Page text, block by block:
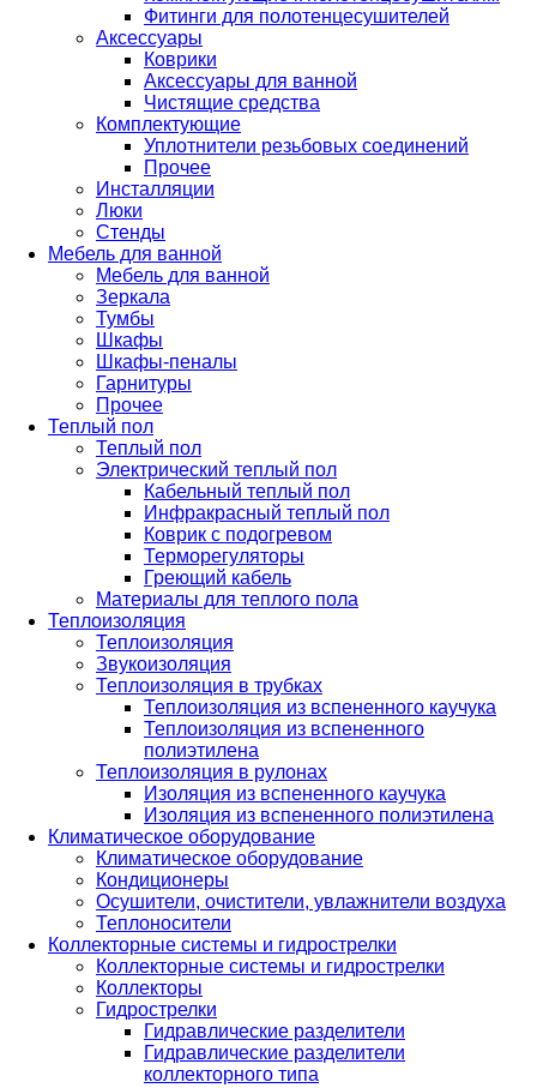
Фитинги для полотенцесушителей
Аксессуары
Коврики
Аксессуары для ванной
Чистящие средства
Комплектующие
Уплотнители резьбовых соединений
Прочее
Инсталляции
Люки
Стенды
Мебель для ванной
Мебель для ванной
Зеркала
Тумбы
Шкафы
Шкафы-пеналы
Гарнитуры
Прочее
Теплый пол
Теплый пол
Электрический теплый пол
Кабельный теплый пол
Инфракрасный теплый пол
Коврик с подогревом
Терморегуляторы
Греющий кабель
Материалы для теплого пола
Теплоизоляция
Теплоизоляция
Звукоизоляция
Теплоизоляция в трубках
Теплоизоляция из вспененного каучука
Теплоизоляция из вспененного
полиэтилена
Теплоизоляция в рулонах
Изоляция из вспененного каучука
Изоляция из вспененного полиэтилена
Климатическое оборудование
Климатическое оборудование
Кондиционеры
Осушители, очистители, увлажнители воздуха
Теплоносители
Коллекторные системы и гидрострелки
Коллекторные системы и гидрострелки
Коллекторы
Гидрострелки
Гидравлические разделители
Гидравлические разделители
коллекторного типа